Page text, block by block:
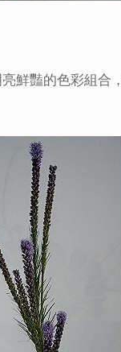
鮮豔的色彩組合